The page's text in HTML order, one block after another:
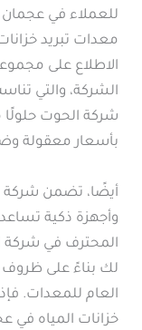
للعملاء في عجمان
معدات تبريد
الاطلاع على
الشركة، والتي
شركة الحوت حلولًا
بأسعار معقولة
أيضًا، تضمن شركة
وأجهزة ذكية
المحترف في شركة
لك بناءً على ظروف
العام للمعدات.
خزانات المياه في